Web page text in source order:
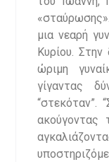
μια νεαρή
Κυρίου. Στην
ώριμη
γίγαντας
“στεκόταν”.
ακούγοντας